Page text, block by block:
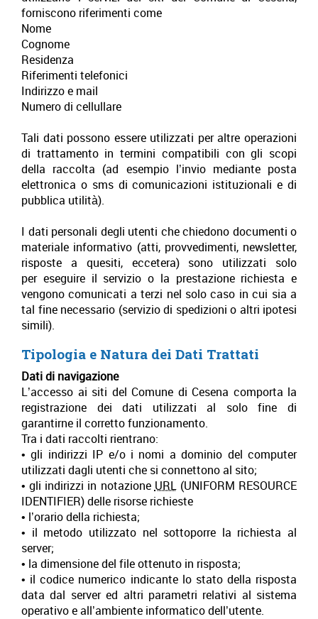
forniscono riferimenti come
Nome
Cognome
Residenza
Riferimenti telefonici
Indirizzo e mail
Numero di cellullare
Tali dati possono essere utilizzati per altre operazioni
di trattamento in termini compatibili con gli scopi
della raccolta (ad esempio l’invio mediante posta
elettronica o sms di comunicazioni istituzionali e di
pubblica utilità).
I dati personali degli utenti che chiedono documenti o
materiale informativo (atti, provvedimenti, newsletter,
risposte a quesiti, eccetera) sono utilizzati solo
per eseguire il servizio o la prestazione richiesta e
vengono comunicati a terzi nel solo caso in cui sia a
tal fine necessario (servizio di spedizioni o altri ipotesi
simili).
Tipologia e Natura dei Dati Trattati
Dati di navigazione
L’accesso ai siti del Comune di Cesena comporta la
registrazione dei dati utilizzati al solo fine di
garantirne il corretto funzionamento.
Tra i dati raccolti rientrano:
• gli indirizzi IP e/o i nomi a dominio del computer
utilizzati dagli utenti che si connettono al sito;
• gli indirizzi in notazione URL(UNIFORM RESOURCE
IDENTIFIER) delle risorse richieste
• l’orario della richiesta;
• il metodo utilizzato nel sottoporre la richiesta al
server;
• la dimensione del file ottenuto in risposta;
• il codice numerico indicante lo stato della risposta
data dal server ed altri parametri relativi al sistema
operativo e all’ambiente informatico dell’utente.